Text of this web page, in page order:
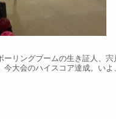
ーリングブームの生き証人、宍
今大会のハイスコア達成。いよ